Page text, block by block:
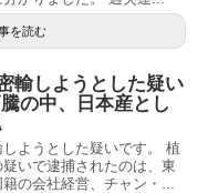
を読む
輸しようとした疑い
の中、日本産とし
ようとした疑いです。 植
いで逮捕されたのは、東
の会社経営、チャン・...